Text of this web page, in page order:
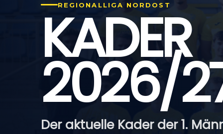
REGIONALLIGA NORDOST
KADER
2026/
Der aktuelle Kader der 1.